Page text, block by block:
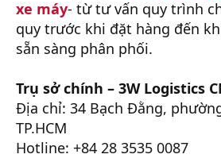
xe máy- từ tư vấn quy trình
quy trước khi đặt hàng đến
sẵn sàng phân phối.
Trụ sở chính – 3W Logistics
Địa chỉ: 34 Bạch Đằng,
TP.HCM
Hotline: +84 28 3535 0087